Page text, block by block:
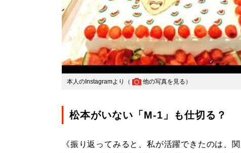
本人のInstagramより（ 他の写真を見る ）
松本がいない「M-1」も仕切る？
《振り返ってみると、私が活躍できたのは、